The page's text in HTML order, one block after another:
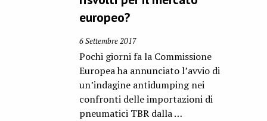
europeo?
6 Settembre 2017
Pochi giorni fa la Commissione
Europea ha annunciato l’avvio di
un’indagine antidumping nei
confronti delle importazioni di
pneumatici TBR dalla …